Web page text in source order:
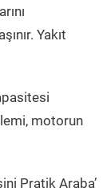
Yakıt
motorun
Pratik Araba’